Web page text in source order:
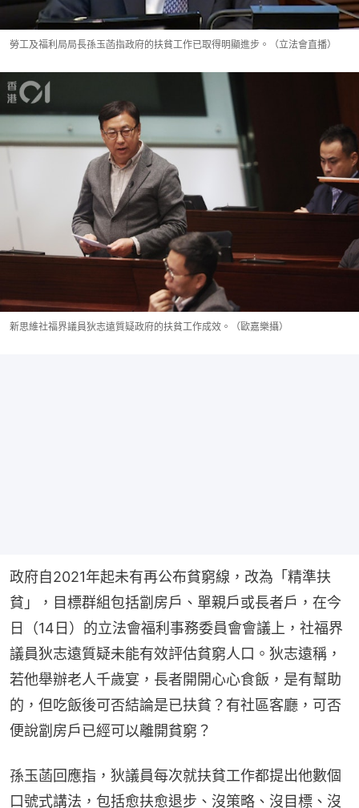
勞工及福利局局長孫玉菡指政府的扶貧工作已取得明顯進步。（立法會直播）
新思維社福界議員狄志遠質疑政府的扶貧工作成效。（歐嘉樂攝）
政府自2021年起未有再公布貧窮線，改為「精準扶
貧」，目標群組包括劏房戶、單親戶或長者戶，在今
日（14日）的立法會福利事務委員會會議上，社福界
議員狄志遠質疑未能有效評估貧窮人口。狄志遠稱，
若他舉辦老人千歲宴，長者開開心心食飯，是有幫助
的，但吃飯後可否結論是已扶貧？有社區客廳，可否
便說劏房戶已經可以離開貧窮？
孫玉菡回應指，狄議員每次就扶貧工作都提出他數個
口號式講法，包括愈扶愈退步、沒策略、沒目標、沒